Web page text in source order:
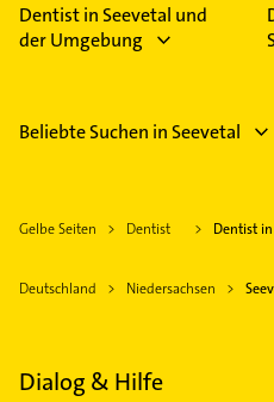
Dentist in Seevetal und
der Umgebung
Beliebte Suchen in Seevetal
Gelbe Seiten Dentist Dentist
Deutschland Niedersachsen
Dialog & Hilfe